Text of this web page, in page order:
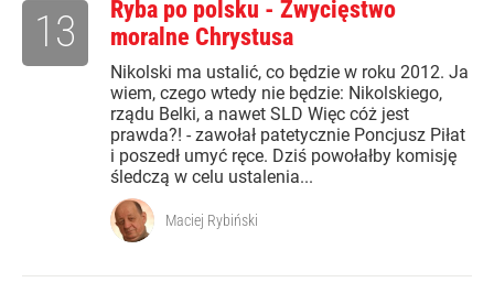
Ryba po polsku - Zwycięstwo
moralne Chrystusa
Nikolski ma ustalić, co będzie w roku 2012. Ja
wiem, czego wtedy nie będzie: Nikolskiego,
rządu Belki, a nawet SLD Więc cóż jest
prawda?! - zawołał patetycznie Poncjusz Piłat
i poszedł umyć ręce. Dziś powołałby komisję
śledczą w celu ustalenia...
13
Maciej Rybiński